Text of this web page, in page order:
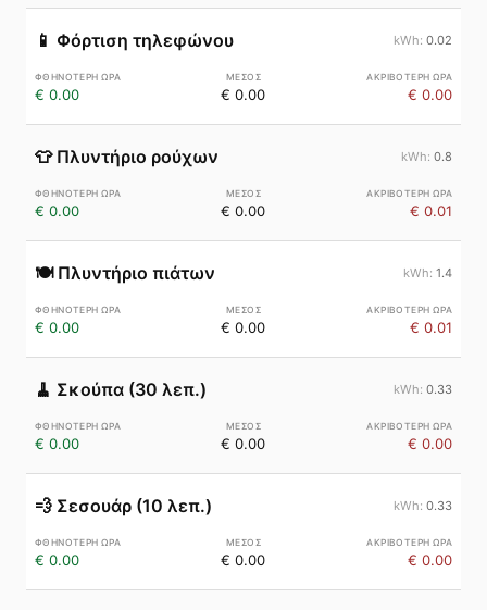
📱 Φόρτιση τηλεφώνου 0.02
€ 0.00 € 0.00 € 0.00
👕 Πλυντήριο ρούχων 0.8
€ 0.00 € 0.00 € 0.01
🍽️ Πλυντήριο πιάτων 1.4
€ 0.00 € 0.00 € 0.01
🧹 Σκούπα (30 λεπ.) 0.33
€ 0.00 € 0.00 € 0.00
💨 Σεσουάρ (10 λεπ.) 0.33
€ 0.00 € 0.00 € 0.00